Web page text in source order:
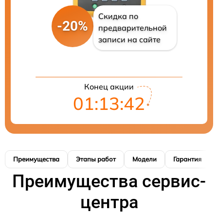
-20%
Скидка по
предварительной
записи на сайте
Конец акции
01:13:41
Преимущества Этапы работ Модели Гарантия
Преимущества сервис-
центра